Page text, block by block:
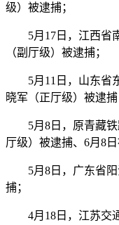
级）被逮捕；
5月17日，江西省
（副厅级）被逮捕；
5月11日，山东省
晓军（正厅级）被逮捕
5月8日，原青藏
厅级）被逮捕、6月8日
5月8日，广东省
捕；
4月18日，江苏交